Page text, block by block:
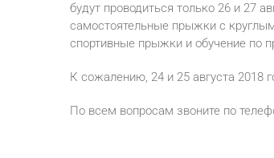
будут проводиться только 26 и 27
самостоятельные прыжки с
спортивные прыжки и обучение по
К сожалению, 24 и 25 августа 2018
По всем вопросам звоните по